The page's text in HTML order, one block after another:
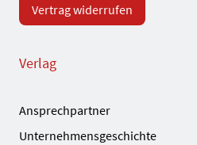
Vertrag widerrufen
Verlag
Ansprechpartner
Unternehmensgeschichte